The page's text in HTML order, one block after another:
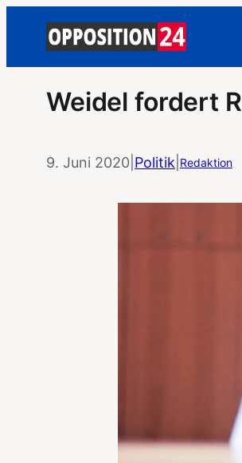
Weidel fordert
9. Juni 2020 Politik Redaktion